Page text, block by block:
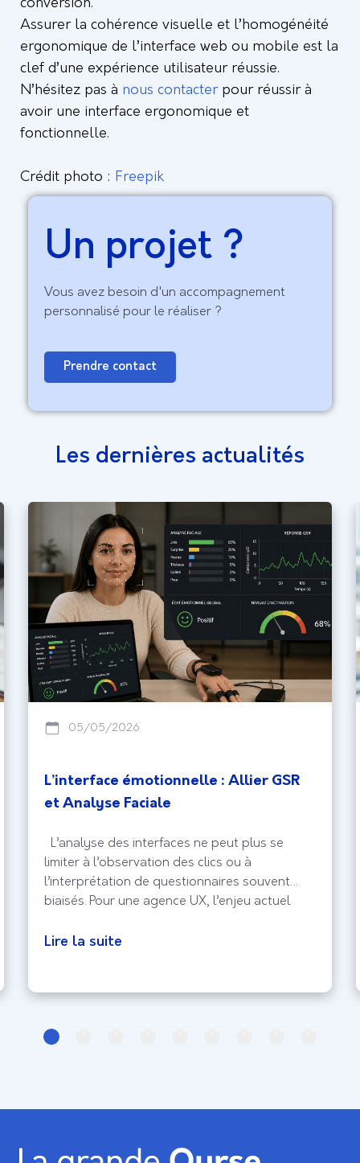
Assurer la cohérence visuelle et l’homogénéité
ergonomique de l’interface web ou mobile est la
clef d’une expérience utilisateur réussie.
N’hésitez pas à nous contacterpour réussir à
avoir une interface ergonomique et
fonctionnelle.
Crédit photo : Freepik
Un projet ?
Vous avez besoin d'un accompagnement
personnalisé pour le réaliser ?
Prendre contact
Les dernières actualités
05/05/2026
L’interface émotionnelle : Allier GSR
et Analyse Faciale
L’analyse des interfaces ne peut plus se
limiter à l’observation des clics ou à
l’interprétation de questionnaires souvent
biaisés. Pour une agence UX, l’enjeu actuel
biologique brute, celle qui échappe au
faciale, le design d’interface entre
Lire la suite